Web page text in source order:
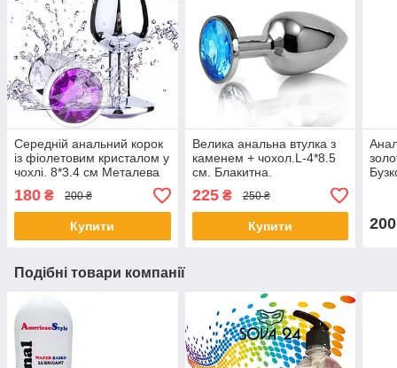
Середній анальний корок
із фіолетовим кристалом у
чохлі. 8*3.4 см Металева
180 ₴ 200 ₴
Купити
Велика анальна втулка з
каменем + чохол.L-4*8.5
см. Блакитна.
225₴ 250 ₴
Купити 200
Подібні товари компанії